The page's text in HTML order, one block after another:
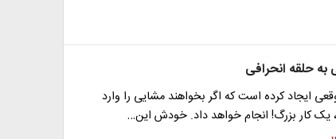
حلقه انحرافی
ایجاد کرده است که اگر بخواهند مشایی را وارد
یک کار بزرگ! انجام خواهد داد. خودش این…